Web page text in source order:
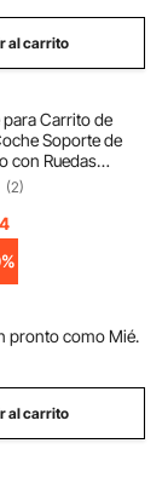
al carrito
para Carrito de
Soporte de
con Ruedas
para Gato
para 4
con la Mayoría
(2)
pronto como Mié.
al carrito